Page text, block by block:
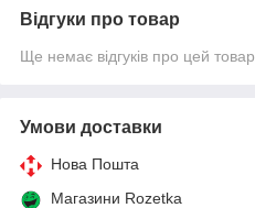
Відгуки про товар
Ще немає відгуків про цей товар
Умови доставки
Нова Пошта
Магазини Rozetka